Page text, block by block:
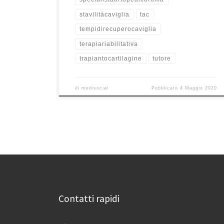
stavilitàcaviglia tac
tempidirecuperocaviglia
terapiariabilitativa
trapiantocartilagine tutore
dimedisocial Pubblicato 4 Maggio 2020
Contatti rapidi